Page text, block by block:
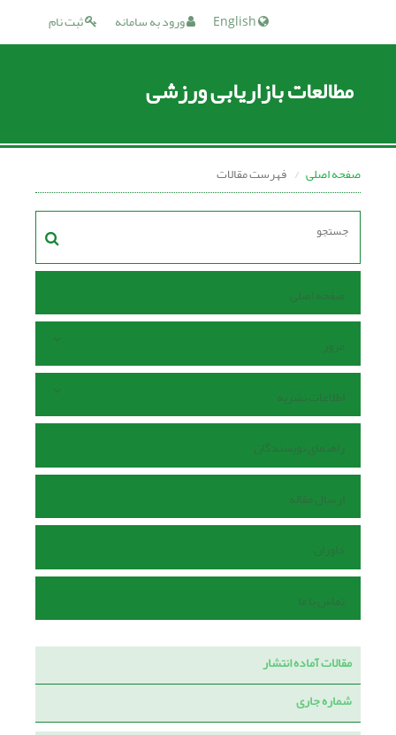
ثبت نام ورود به سامانه
مطالعات بازاریابی ورزشی
صفحه اصلی فهرست مقالات
صفحه اصلی
مرور
اطلاعات نشریه
راهنمای نویسندگان
ارسال مقاله
داوران
تماس با ما
مقالات آماده انتشار
شماره جاری